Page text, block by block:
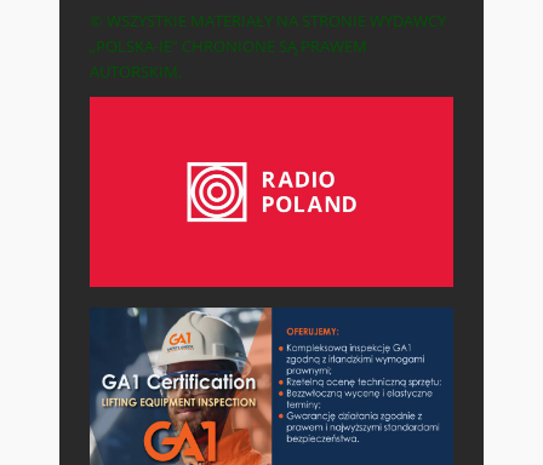
© WSZYSTKIE MATERIAŁY NA STRONIE WYDAWCY
„POLSKA-IE” CHRONIONE SĄ PRAWEM
AUTORSKIM.